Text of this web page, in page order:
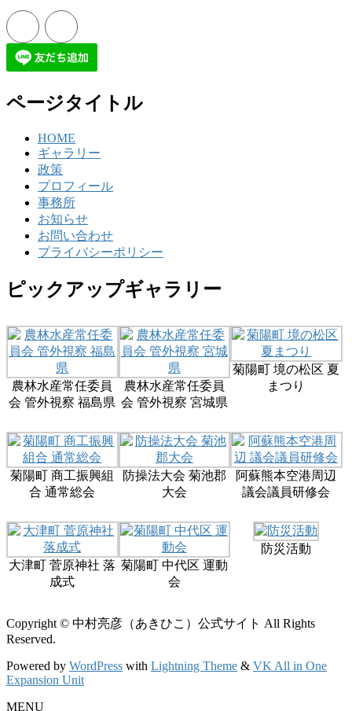
ページタイトル
HOME
ギャラリー
政策
プロフィール
事務所
お知らせ
お問い合わせ
プライバシーポリシー
ピックアップギャラリー
農林水産常任委員
会 管外視察 福島県
農林水産常任委員
会 管外視察 宮城県
菊陽町 境の松区 夏
まつり
菊陽町 商工振興組
合 通常総会
防操法大会 菊池郡
大会
阿蘇熊本空港周辺
議会議員研修会
大津町 菅原神社 落
成式
菊陽町 中代区 運動
会
防災活動
Copyright © 中村亮彦（あきひこ）公式サイト All Rights
Reserved.
Powered by WordPress with Lightning Theme & VK All in One
Expansion Unit
MENU